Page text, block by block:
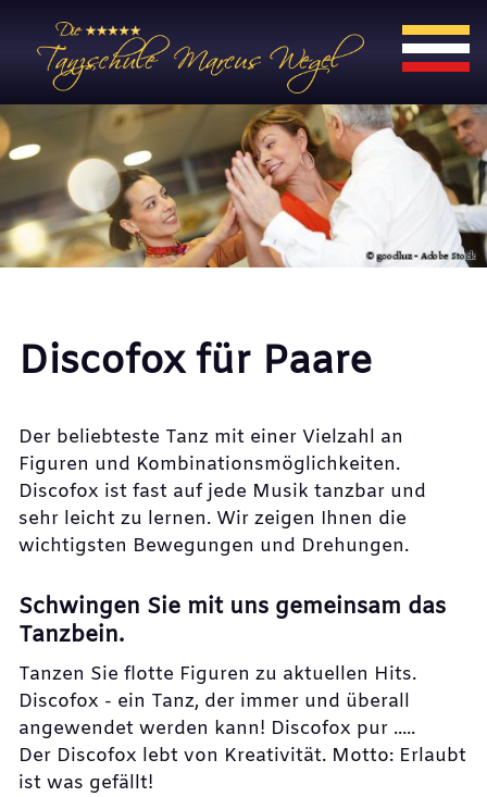
Discofox für Paare
Der beliebteste Tanz mit einer Vielzahl an
Figuren und Kombinationsmöglichkeiten.
Discofox ist fast auf jede Musik tanzbar und
sehr leicht zu lernen. Wir zeigen Ihnen die
wichtigsten Bewegungen und Drehungen.
Schwingen Sie mit uns gemeinsam das
Tanzbein.
Tanzen Sie flotte Figuren zu aktuellen Hits.
Discofox - ein Tanz, der immer und überall
angewendet werden kann! Discofox pur .....
Der Discofox lebt von Kreativität. Motto: Erlaubt
ist was gefällt!